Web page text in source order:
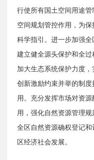
行使所有国土空间用途
空间规划管控作用，为
科学指引。进一步加强全
建立健全源头保护和全
加大生态系统保护力度，
创新激励约束并举的制
用。充分发挥市场对资
用，强化自然资源管理
全区自然资源确权登记
区经济社会发展。